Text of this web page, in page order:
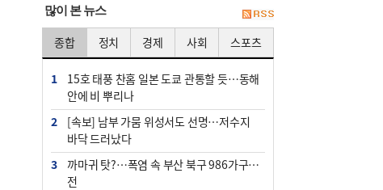
部)’에 생기는 악성 종양이다. 간동맥
문맥 림프절 담
많이 본 뉴스
종합 정치 경제 사회 스포츠
1
15호 태풍 찬홈 일본 도쿄 관통할 듯…동해
안에 비 뿌리나
2
[속보] 남부 가뭄 위성서도 선명…저수지
바닥 드러났다
3
까마귀 탓?…폭염 속 부산 북구 986가구 정
전